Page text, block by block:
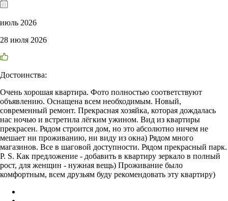
июль 2026
28 июля 2026
Достоинства:
Очень хорошая квартира. Фото полностью соответствуют
объявлению. Оснащена всем необходимым. Новый,
современный ремонт. Прекрасная хозяйка, которая дождалась
нас ночью и встретила лёгким ужином. Вид из квартиры
прекрасен. Рядом строится дом, но это абсолютно ничем не
мешает ни проживанию, ни виду из окна) Рядом много
магазинов. Все в шаговой доступности. Рядом прекрасный парк.
P. S. Как предложение - добавить в квартиру зеркало в полный
рост, для женщин - нужная вещь) Проживание было
комфортным, всем друзьям буду рекомендовать эту квартиру)